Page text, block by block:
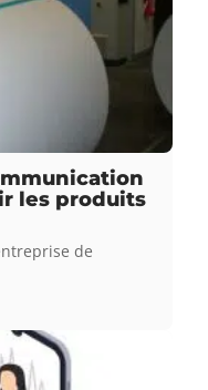
les produits
de